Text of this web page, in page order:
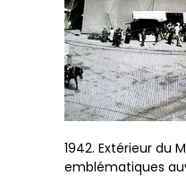
1942. Extérieur du
emblématiques